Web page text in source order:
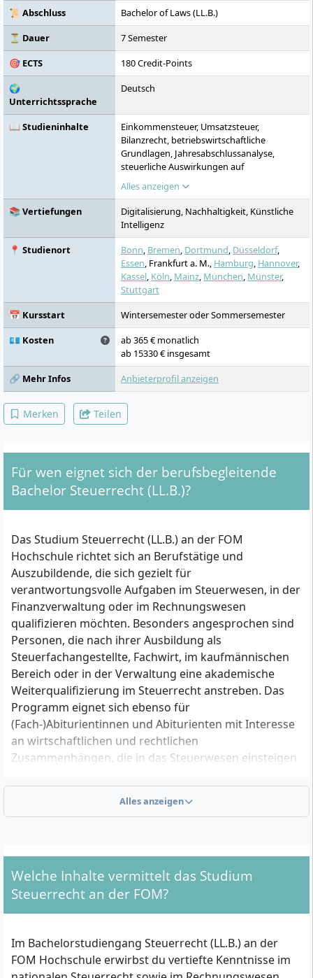
📜 Abschluss
Bachelor of Laws (LL.B.)
⏳ Dauer
7 Semester
🎯 ECTS
180 Credit-Points
🌍
Unterrichtssprache
Deutsch
📖 Studieninhalte
Einkommensteuer, Umsatzsteuer,
Bilanzrecht, betriebswirtschaftliche
Grundlagen, Jahresabschlussanalyse,
steuerliche Auswirkungen auf
Unternehmen, Digitalisierung steuerlicher
Prozesse, DATEV-Führerschein,
Vorbereitung Steuerberaterexamen
Alles anzeigen
📚 Vertiefungen
Digitalisierung, Nachhaltigkeit, Künstliche
Intelligenz
📍 Studienort
Bonn, Bremen, Dortmund, Düsseldorf,
Essen, Frankfurt a. M., Hamburg, Hannover,
Kassel, Köln, Mainz, München, Münster,
Stuttgart
📅 Kursstart
Wintersemester oder Sommersemester
💶 Kosten
ab 365 € monatlich
ab 15330 € insgesamt
🔗 Mehr Infos
Anbieterprofil anzeigen
Merken Teilen
Für wen eignet sich der berufsbegleitende
Bachelor Steuerrecht (LL.B.)?
Das Studium Steuerrecht (LL.B.) an der FOM
Hochschule richtet sich an Berufstätige und
Auszubildende, die sich gezielt für
verantwortungsvolle Aufgaben im Steuerwesen, in der
Finanzverwaltung oder im Rechnungswesen
qualifizieren möchten. Besonders angesprochen sind
Personen, die nach ihrer Ausbildung als
Steuerfachangestellte, Fachwirt, im kaufmännischen
Bereich oder in der Verwaltung eine akademische
Weiterqualifizierung im Steuerrecht anstreben. Das
Programm eignet sich ebenso für
(Fach-)Abiturientinnen und Abiturienten mit Interesse
an wirtschaftlichen und rechtlichen
Zusammenhängen, die in das Steuerwesen einsteigen
Spezialisierung im Bereich Steuern und Bilanzierung
anstreben, profitieren vom Studiengang.
Welche formalen Voraussetzungen musst du für
das Steuerrecht-Studium erfüllen?
Für die Aufnahme des Bachelor-Studiums Steuerrecht
(LL.B.) an der FOM Hochschule gelten folgende
(Fach-)Abitur : Allgemeine Hochschulreife,
Alles anzeigen
Welche Inhalte vermittelt das Studium
Steuerrecht an der FOM?
Im Bachelorstudiengang Steuerrecht (LL.B.) an der
FOM Hochschule erwirbst du vertiefte Kenntnisse im